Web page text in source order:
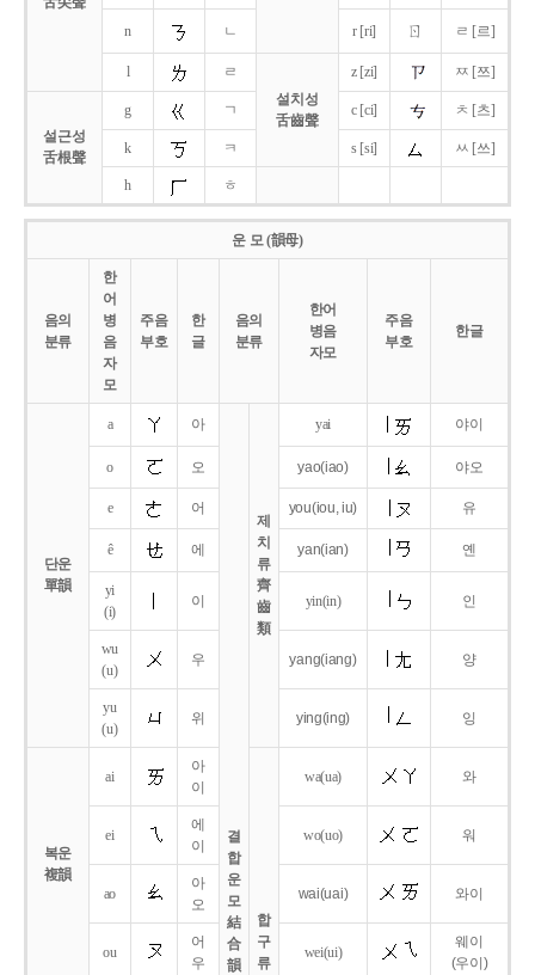
n ㄴ r [ri] ㄖ ㄹ [르]
l
ㄹ
설치성
舌齒聲
z [zi] ㅉ [쯔]
설근성
舌根聲
g ㄱ c [ci] ㅊ [츠]
k ㅋ s [si] ㅆ [쓰]
h ㅎ
운 모 (韻母)
음의
분류
한
어
병
음
자
모
주음
부호
한
글
음의
분류
한어
병음
자모
주음
부호
한글
단운
單韻
a 아
결
합
운
모
結
合
韻
제
치
류
齊
齒
類
yai 야이
o 오 yao(iao) 야오
e 어 you(iou,iu) 유
ê 에 yan(ian) 옌
yi
(i)
이 yin(in) 인
wu
(u)
우 yang(iang) 양
yu
(u)
위 ying(ing) 잉
복운
複韻
ai
아
이
합
구
류
wa(ua) 와
ei
에
이
wo(uo) 워
ao
아
오
wai(uai) 와이
ou
어
우
wei(ui)
웨이
(우이)